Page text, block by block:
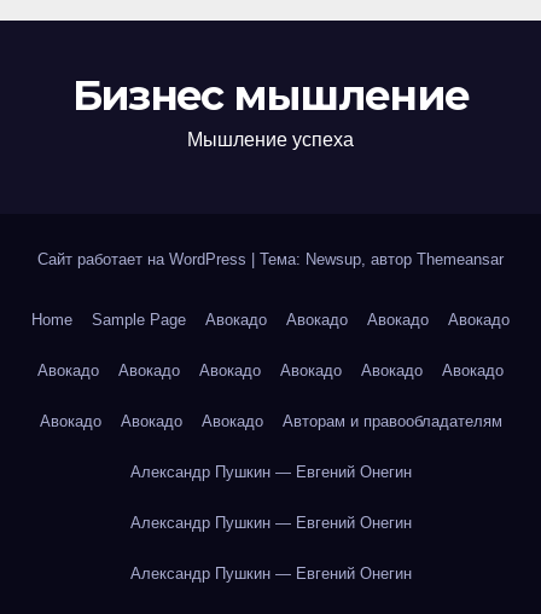
Бизнес мышление
Мышление успеха
Сайт работает на WordPress Тема: Newsup, автор Themeansar
Home Sample Page Авокадо Авокадо Авокадо Авокадо
Авокадо Авокадо Авокадо Авокадо Авокадо Авокадо
Авокадо Авокадо Авокадо Авторам и правообладателям
Александр Пушкин — Евгений Онегин
Александр Пушкин — Евгений Онегин
Александр Пушкин — Евгений Онегин